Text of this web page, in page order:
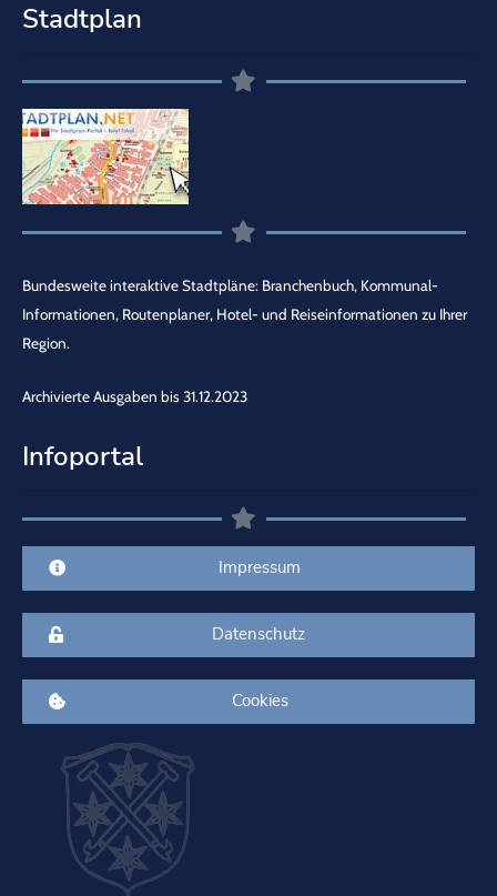
Stadtplan
Bundesweite interaktive Stadtpläne: Branchenbuch, Kommunal-
Informationen, Routenplaner, Hotel- und Reiseinformationen zu Ihrer
Region.
Archivierte Ausgaben bis 31.12.2023
Infoportal
Impressum
Datenschutz
Cookies